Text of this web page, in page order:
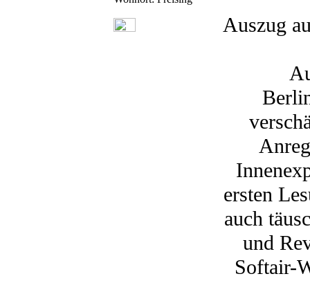
Auszug
ersten
auch
und
Softair-